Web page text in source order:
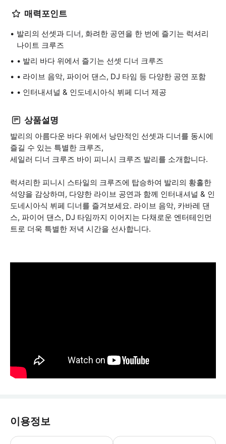
매력포인트
발리의 선셋과 디너, 화려한 공연을 한 번에 즐기는 럭셔리
나이트 크루즈
• 발리 바다 위에서 즐기는 선셋 디너 크루즈
• 라이브 음악, 파이어 댄스, DJ 타임 등 다양한 공연 포함
• 인터내셔널 & 인도네시아식 뷔페 디너 제공
상품설명
발리의 아름다운 바다 위에서 낭만적인 선셋과 디너를 동시에
즐길 수 있는 특별한 크루즈,
세일러 디너 크루즈 바이 피니시 크루즈 발리를 소개합니다.
럭셔리한 피니시 스타일의 크루즈에 탑승하여 발리의 황홀한
석양을 감상하며, 다양한 라이브 공연과 함께 인터내셔널 & 인
도네시아식 뷔페 디너를 즐겨보세요. 라이브 음악, 카바레 댄
스, 파이어 댄스, DJ 타임까지 이어지는 다채로운 엔터테인먼
트로 더욱 특별한 저녁 시간을 선사합니다.
이용정보
✅ [포함사항] • 세일러 테마 액세서